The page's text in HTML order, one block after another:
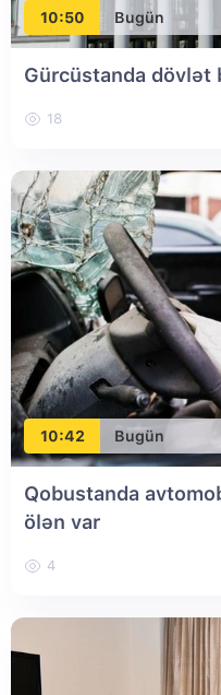
10:50 Bugün
Gürcüstanda dövlət
18
10:42 Bugün
Qobustanda
ölən var
4